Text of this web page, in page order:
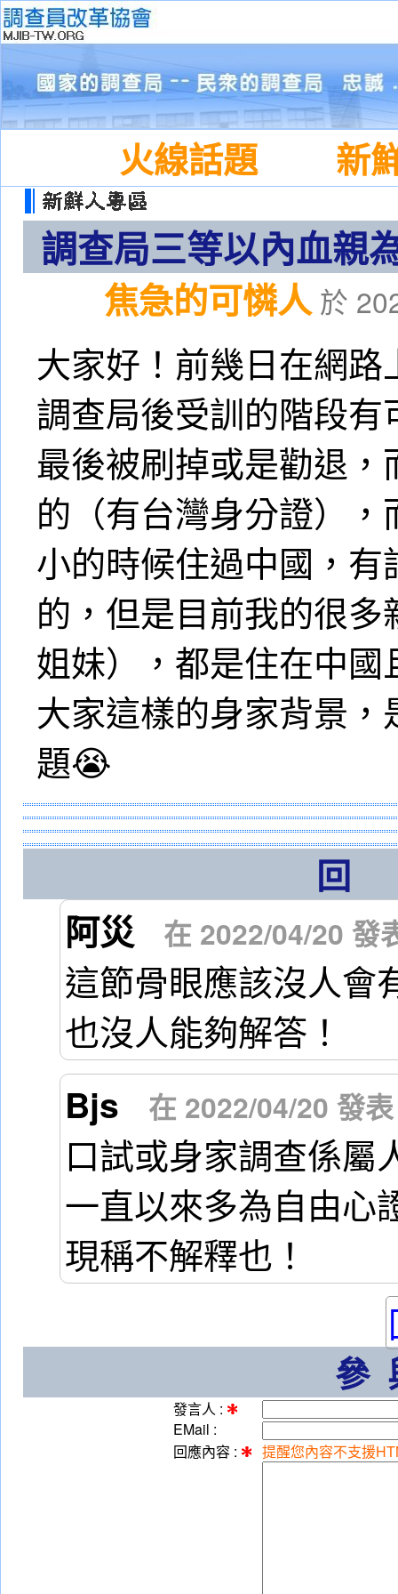
火線話題 新
調查局三等以內血親
焦急的可憐人於
大家好！前幾日在網
調查局後受訓的階段
最後被刷掉或是勸退
的（有台灣身分證）
小的時候住過中國，
的，但是目前我的很
姐妹），都是住在中
大家這樣的身家背景
題😭
阿災
在 2022/04/20 發
這節骨眼應該沒人會
也沒人能夠解答！
Bjs
在 2022/04/20 發表
口試或身家調查係屬
一直以來多為自由心
現稱不解釋也！
發言人 :
EMail :
提醒您內容不支援
回應內容 :